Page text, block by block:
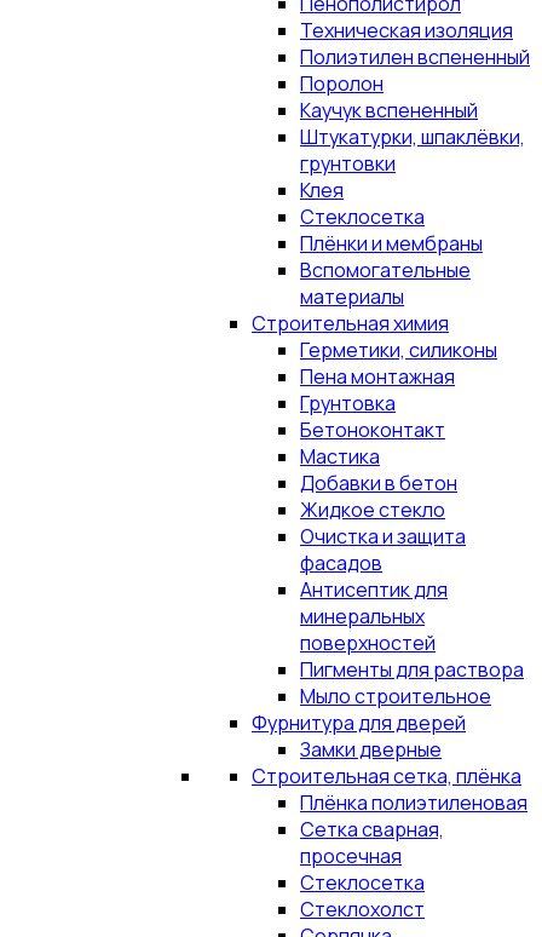
Техническая изоляция
Полиэтилен вспененный
Поролон
Каучук вспененный
Штукатурки, шпаклёвки,
грунтовки
Клея
Стеклосетка
Плёнки и мембраны
Вспомогательные
материалы
Строительная химия
Герметики, силиконы
Пена монтажная
Грунтовка
Бетоноконтакт
Мастика
Добавки в бетон
Жидкое стекло
Очистка и защита
фасадов
Антисептик для
минеральных
поверхностей
Пигменты для раствора
Мыло строительное
Фурнитура для дверей
Замки дверные
Строительная сетка, плёнка
Плёнка полиэтиленовая
Сетка сварная,
просечная
Стеклосетка
Стеклохолст